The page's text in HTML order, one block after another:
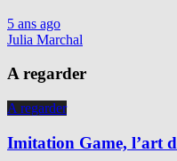
5 ans ago
Julia Marchal
A regarder
A regarder
Imitation Game, l’art